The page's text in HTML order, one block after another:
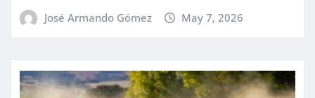
José Armando Gómez May 7, 2026